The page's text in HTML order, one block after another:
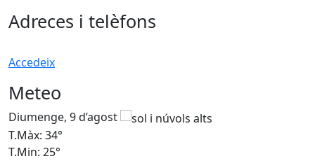
Adreces i telèfons
Accedeix
Meteo
Diumenge, 9 d’agost
T.Màx: 34°
T.Min: 25°